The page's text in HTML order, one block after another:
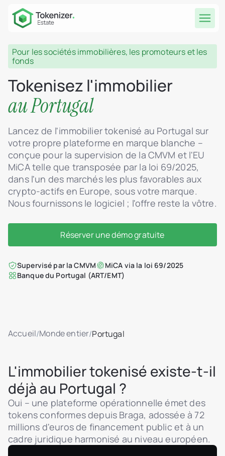
Pour les sociétés immobilières, les promoteurs et les
fonds
Tokenisez l'immobilier
au Portugal
Lancez de l'immobilier tokenisé au Portugal sur
votre propre plateforme en marque blanche –
conçue pour la supervision de la CMVM et l'EU
MiCA telle que transposée par la loi 69/2025,
dans l'un des marchés les plus favorables aux
crypto-actifs en Europe, sous votre marque.
Nous fournissons le logiciel ; l'offre reste la vôtre.
Réserver une démo gratuite
Supervisé par la CMVM
MiCA via la loi 69/2025
Banque du Portugal (ART/EMT)
Accueil/Monde entier/Portugal
L'immobilier tokenisé existe-t-il
déjà au Portugal ?
Oui – une plateforme opérationnelle émet des
tokens conformes depuis Braga, adossée à 72
millions d'euros de financement public et à un
cadre juridique harmonisé au niveau européen.